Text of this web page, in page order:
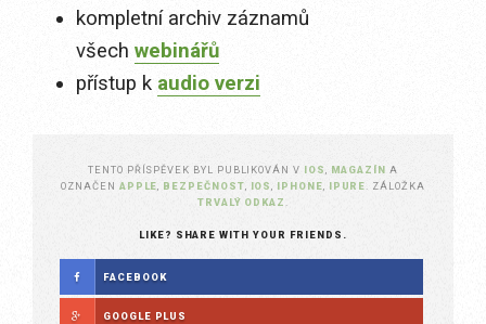
kompletní archiv záznamů
všech webinářů
přístup k audio verzi
TENTO PŘÍSPĚVEK BYL PUBLIKOVÁN V IOS, MAGAZÍN A
OZNAČEN APPLE, BEZPEČNOST, IOS, IPHONE, IPURE. ZÁLOŽKA
TRVALÝ ODKAZ .
LIKE? SHARE WITH YOUR FRIENDS.
FACEBOOK
GOOGLE PLUS